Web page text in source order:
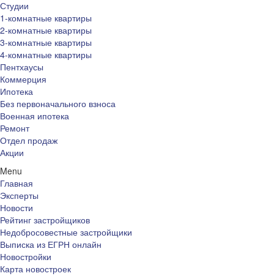
Студии
1-комнатные квартиры
2-комнатные квартиры
3-комнатные квартиры
4-комнатные квартиры
Пентхаусы
Коммерция
Ипотека
Без первоначального взноса
Военная ипотека
Ремонт
Отдел продаж
Акции
Menu
Главная
Эксперты
Новости
Рейтинг застройщиков
Недобросовестные застройщики
Выписка из ЕГРН онлайн
Новостройки
Карта новостроек